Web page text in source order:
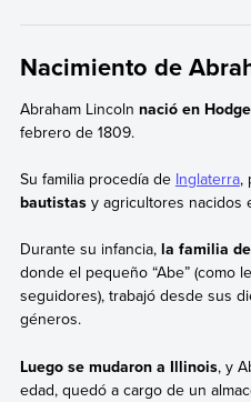
Nacimiento de
Abraham Lincoln nació en
febrero de 1809.
Su familia procedía de Inglaterra,
bautistasy agricultores nacidos
Durante su infancia,la familia de
donde el pequeño “Abe” (como
seguidores), trabajó desde sus
géneros.
Luego se mudaron a Illinois, y
edad, quedó a cargo de un